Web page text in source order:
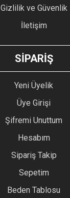
Gizlilik ve Güvenlik
İletişim
SİPARİŞ
Yeni Üyelik
Üye Girişi
Şifremi Unuttum
Hesabım
Sipariş Takip
Sepetim
Beden Tablosu